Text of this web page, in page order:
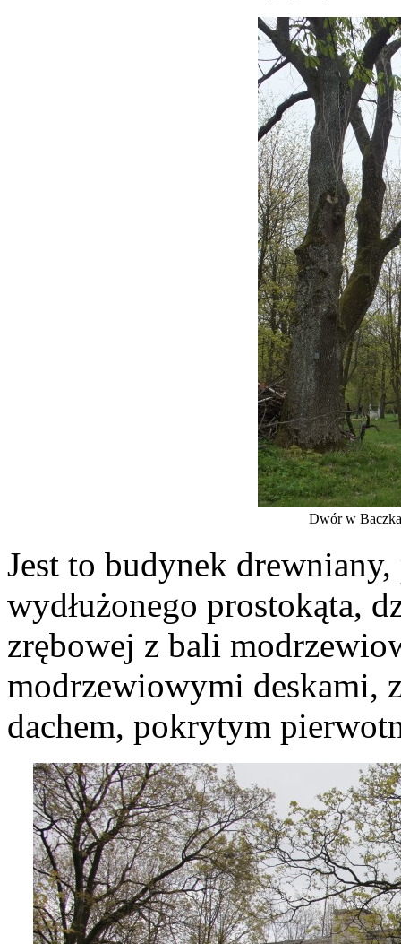
Dwór w
Jest to budynek
wydłużonego prostokąta,
zrębowej z bali
modrzewiowymi deskami,
dachem, pokrytym